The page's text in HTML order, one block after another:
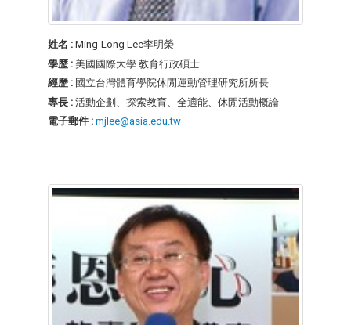
姓名 : Ming-Long Lee李明榮
學歷 : 美國國際大學 教育行政碩士
經歷 : 國立台灣體育學院休閒運動管理研究所所長
專長 : 活動企劃、探索教育、全適能、休閒活動概論
電子郵件 : mjlee@asia.edu.tw